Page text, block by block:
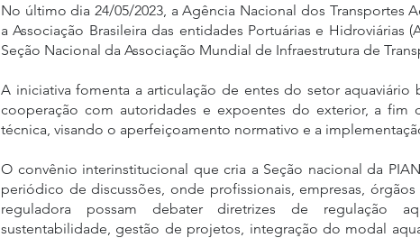
No último dia 24/05/2023, a Agência Nacional dos Transportes
a Associação Brasileira das entidades Portuárias e Hidroviárias
Seção Nacional da Associação Mundial de Infraestrutura de
A iniciativa fomenta a articulação de entes do setor
cooperação com autoridades e expoentes do exterior, a fim
técnica, visando o aperfeiçoamento normativo e a
O convênio interinstitucional que cria a Seção nacional da
periódico de discussões, onde profissionais, empresas,
reguladora possam debater diretrizes de regulação
sustentabilidade, gestão de projetos, integração do modal